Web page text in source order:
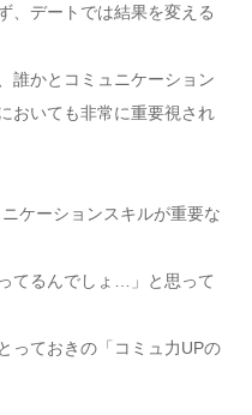
、デートでは結果を変える
誰かとコミュニケーション
おいても非常に重要視され
ケーションスキルが重要な
てるんでしょ…」と思って
っておきの「コミュ力UPの